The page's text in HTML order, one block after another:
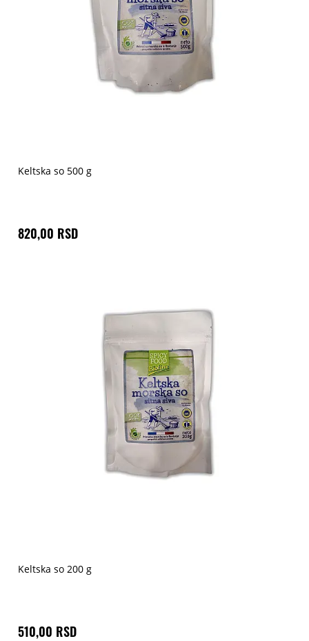
Keltska so 500 g
820,00 RSD
Keltska so 200 g
510,00 RSD